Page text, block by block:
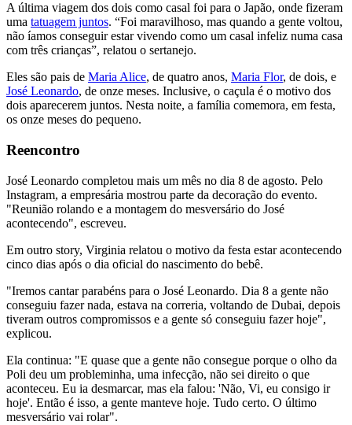
A última viagem dos dois como casal foi para o Japão, onde fizeram
uma tatuagem juntos. “Foi maravilhoso, mas quando a gente voltou,
não íamos conseguir estar vivendo como um casal infeliz numa casa
com três crianças”, relatou o sertanejo.
Eles são pais de Maria Alice, de quatro anos, Maria Flor, de dois, e
José Leonardo, de onze meses. Inclusive, o caçula é o motivo dos
dois aparecerem juntos. Nesta noite, a família comemora, em festa,
os onze meses do pequeno.
Reencontro
José Leonardo completou mais um mês no dia 8 de agosto. Pelo
Instagram, a empresária mostrou parte da decoração do evento.
"Reunião rolando e a montagem do mesversário do José
acontecendo", escreveu.
Em outro story, Virginia relatou o motivo da festa estar acontecendo
cinco dias após o dia oficial do nascimento do bebê.
"Iremos cantar parabéns para o José Leonardo. Dia 8 a gente não
conseguiu fazer nada, estava na correria, voltando de Dubai, depois
tiveram outros compromissos e a gente só conseguiu fazer hoje",
explicou.
Ela continua: "E quase que a gente não consegue porque o olho da
Poli deu um probleminha, uma infecção, não sei direito o que
aconteceu. Eu ia desmarcar, mas ela falou: 'Não, Vi, eu consigo ir
hoje'. Então é isso, a gente manteve hoje. Tudo certo. O último
mesversário vai rolar".